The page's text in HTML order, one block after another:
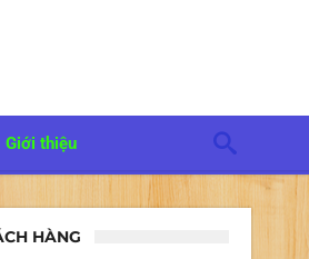
Giới thiệu
HÀNG